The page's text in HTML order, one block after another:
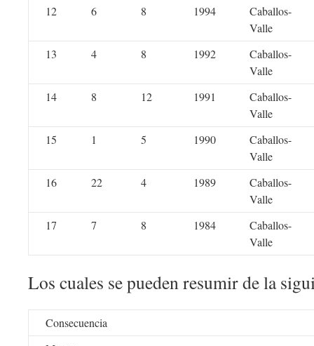
12
6 8 1994
Caballos-
Valle
13
4 8 1992
Caballos-
Valle
14
8 12 1991
Caballos-
Valle
15
1 5 1990
Caballos-
Valle
16
22 4 1989
Caballos-
Valle
17
7 8 1984
Caballos-
Valle
Los cuales se pueden resumir de la
Consecuencia